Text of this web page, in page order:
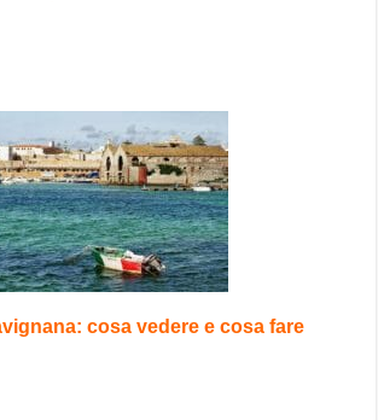
cosa vedere e cosa fare